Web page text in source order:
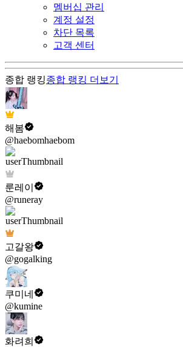
멤버십 관리
계정 설정
차단 목록
고객 센터
종합 랭킹종합 랭킹 더보기
해봄
@haebomhaebom
룬레이
@runeray
고갈왕
@gogalking
쿠미네
@kumine
화려희